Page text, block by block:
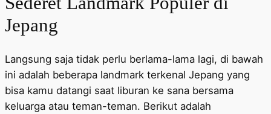
Jepang
Langsung saja tidak perlu berlama-lama lagi, di bawah
ini adalah beberapa landmark terkenal Jepang yang
bisa kamu datangi saat liburan ke sana bersama
keluarga atau teman-teman. Berikut adalah